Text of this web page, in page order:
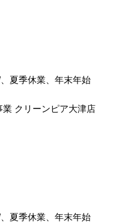
夏季休業、年末年始
クリーンピア大津店
夏季休業、年末年始